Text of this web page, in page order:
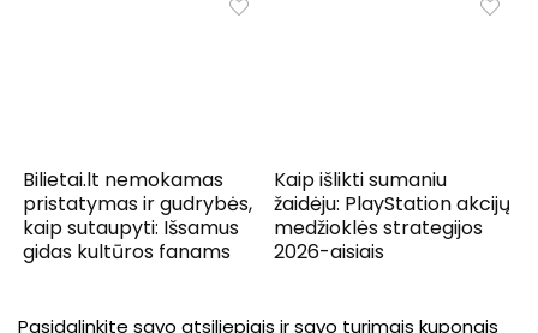
Bilietai.lt nemokamas
pristatymas ir gudrybės,
kaip sutaupyti: Išsamus
gidas kultūros fanams
Kaip išlikti sumaniu
žaidėju: PlayStation akcijų
medžioklės strategijos
2026-aisiais
Pasidalinkite savo atsiliepiais ir savo turimais kuponais